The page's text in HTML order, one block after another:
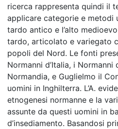
ricerca rappresenta quindi il
applicare categorie e metodi
tardo antico e l’alto
tardo, articolato e variegato
popoli del Nord. Le fonti
Normanni d’Italia, i
Normandia, e Guglielmo il
uomini in Inghilterra. L’A.
etnogenesi normanne e la
assunte da questi uomini in
d’insediamento. Basandosi